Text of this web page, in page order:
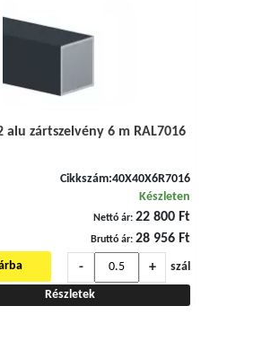
alu zártszelvény 6 m RAL7016
Cikkszám:40X40X6R7016
Készleten
Nettó ár: 22 800 Ft
Bruttó ár: 28 956 Ft
-
+ szál
Részletek